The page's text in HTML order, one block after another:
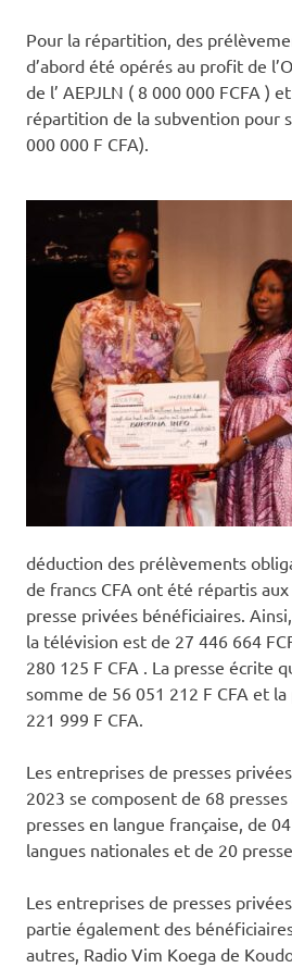
Pour la répartition, des
d’abord été opérés au profit de
de l’ AEPJLN ( 8 000 000 FCFA )
répartition de la subvention pour
000 000 F CFA).
déduction des prélèvements
de francs CFA ont été répartis
presse privées bénéficiaires.
la télévision est de 27 446 664
280 125 F CFA . La presse écrite
somme de 56 051 212 F CFA et
221 999 F CFA.
Les entreprises de presses
2023 se composent de 68
presses en langue française, de
langues nationales et de 20
Les entreprises de presses
partie également des
autres, Radio Vim Koega de